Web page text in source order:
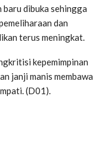
dibuka sehingga
dan
terus meningkat.
kepemimpinan
janji manis membawa
(D01).